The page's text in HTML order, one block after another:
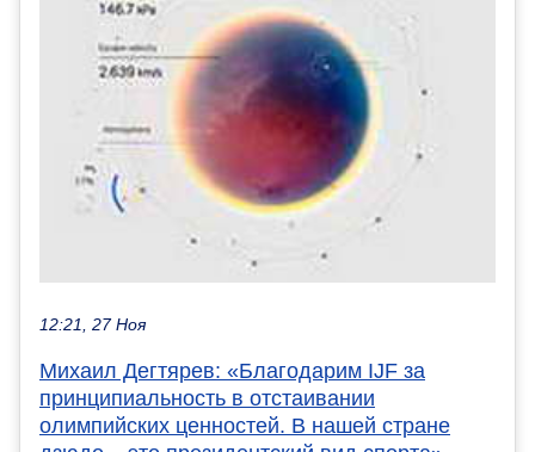
12:21, 27 Ноя
Михаил Дегтярев: «Благодарим IJF за
принципиальность в отстаивании
олимпийских ценностей. В нашей стране